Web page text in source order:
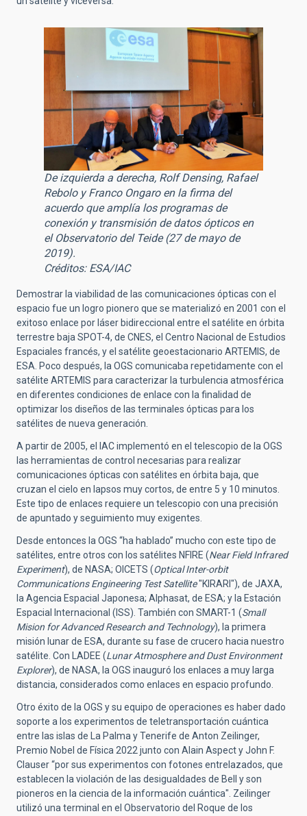
De izquierda a derecha, Rolf Densing, Rafael
Rebolo y Franco Ongaro en la firma del
acuerdo que amplía los programas de
conexión y transmisión de datos ópticos en
el Observatorio del Teide (27 de mayo de
2019).
Créditos: ESA/IAC
Demostrar la viabilidad de las comunicaciones ópticas con el
espacio fue un logro pionero que se materializó en 2001 con el
exitoso enlace por láser bidireccional entre el satélite en órbita
terrestre baja SPOT-4, de CNES, el Centro Nacional de Estudios
Espaciales francés, y el satélite geoestacionario ARTEMIS, de
ESA. Poco después, la OGS comunicaba repetidamente con el
satélite ARTEMIS para caracterizar la turbulencia atmosférica
en diferentes condiciones de enlace con la finalidad de
optimizar los diseños de las terminales ópticas para los
satélites de nueva generación.
A partir de 2005, el IAC implementó en el telescopio de la OGS
las herramientas de control necesarias para realizar
comunicaciones ópticas con satélites en órbita baja, que
cruzan el cielo en lapsos muy cortos, de entre 5 y 10 minutos.
Este tipo de enlaces requiere un telescopio con una precisión
de apuntado y seguimiento muy exigentes.
Desde entonces la OGS “ha hablado” mucho con este tipo de
satélites, entre otros con los satélites NFIRE (Near Field Infrared
Experiment), de NASA; OICETS (Optical Inter-orbit
Communications Engineering Test Satellite"KIRARI"), de JAXA,
la Agencia Espacial Japonesa; Alphasat, de ESA; y la Estación
Espacial Internacional (ISS). También con SMART-1 (Small
Mision for Advanced Research and Technology), la primera
misión lunar de ESA, durante su fase de crucero hacia nuestro
satélite. Con LADEE (Lunar Atmosphere and Dust Environment
Explorer), de NASA, la OGS inauguró los enlaces a muy larga
distancia, considerados como enlaces en espacio profundo.
Otro éxito de la OGS y su equipo de operaciones es haber dado
soporte a los experimentos de teletransportación cuántica
entre las islas de La Palma y Tenerife de Anton Zeilinger,
Premio Nobel de Física 2022 junto con Alain Aspect y John F.
Clauser “por sus experimentos con fotones entrelazados, que
establecen la violación de las desigualdades de Bell y son
pioneros en la ciencia de la información cuántica". Zeilinger
utilizó una terminal en el Observatorio del Roque de los